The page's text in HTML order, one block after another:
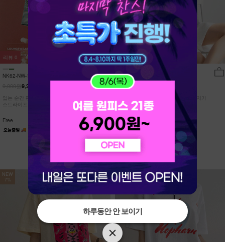
NK62-NW-11/유포니 반팔+반바지 홈웨
9,210원
입는 순간 편안함이 달라지는 캡내장
스트라이프 홈웨어 SET
Free
리뷰 0
DM52-T-26/브랑코 쿨 니트
27,900원
[55~110] 고슬고슬~ 소프트한 텍스처가
돋보이는 쿨~한 루즈핏 니트
Free
리뷰9
NEW
7%
NEW
7%
하루동안 안 보이기
하루동안 안 보이기